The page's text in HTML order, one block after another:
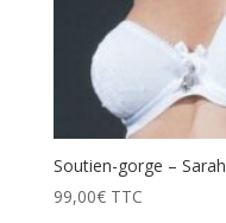
Soutien-gorge – Sarah
99,00€ TTC